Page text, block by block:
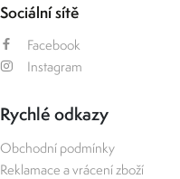
Sociální sítě
Facebook
Instagram
Rychlé odkazy
Obchodní podmínky
Reklamace a vrácení zboží